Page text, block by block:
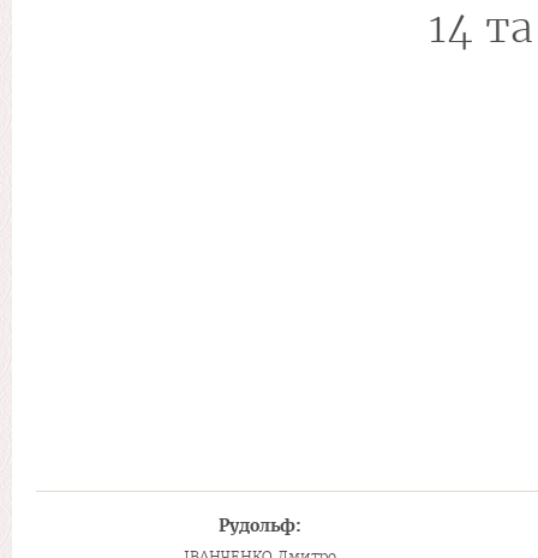
14
Рудольф: